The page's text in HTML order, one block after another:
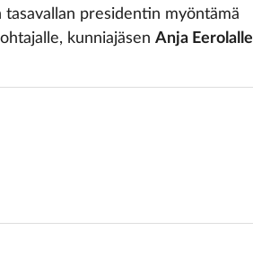
presidentin myöntämä
kunniajäsen Anja Eerolalle